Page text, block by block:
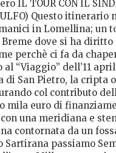
IL TOUR CON IL
Questo
in Lomellina; un
dove si ha diritto
perchè ci fa da
“Viaggio” dell’11
San Pietro, la cripta
col contributo
mila euro di
una meridiana e
contornata da un
passiamo